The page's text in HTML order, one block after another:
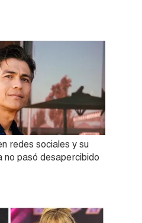
redes sociales y su
no pasó desapercibido